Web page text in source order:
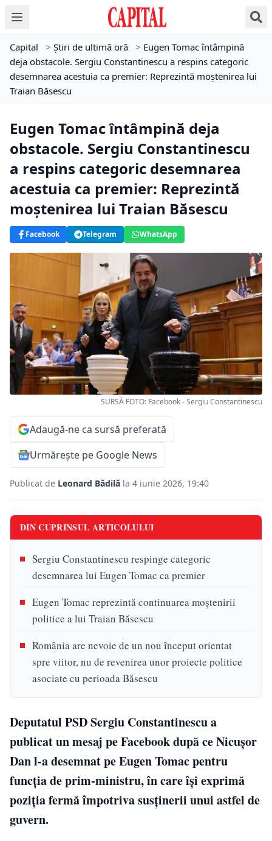
Capital > Știri de ultimă oră > Eugen Tomac întâmpină
deja obstacole. Sergiu Constantinescu a respins categoric
desemnarea acestuia ca premier: Reprezintă moștenirea lui
Traian Băsescu
Eugen Tomac întâmpină deja
obstacole. Sergiu Constantinescu
a respins categoric desemnarea
acestuia ca premier: Reprezintă
moștenirea lui Traian Băsescu
Facebook Telegram WhatsApp
SURSĂ FOTO: Facebook - Sergiu Constantinescu
Adaugă-ne ca sursă preferată
Urmărește pe Google News
Publicat de Leonard Bădilă la 4 iunie 2026, 19:40
DIN CUPRINSUL ARTICOLULUI
Sergiu Constantinescu respinge categoric
desemnarea lui Eugen Tomac ca premier
Eugen Tomac reprezintă continuarea moștenirii
politice a lui Traian Băsescu
România are nevoie de un nou început orientat
spre viitor, nu de revenirea unor proiecte politice
asociate cu perioada Băsescu
Deputatul PSD Sergiu Constantinescu a
publicat un mesaj pe Facebook după ce Nicușor
Dan l-a desemnat pe Eugen Tomac pentru
funcția de prim-ministru, în care își exprimă
poziția fermă împotriva susținerii unui astfel de
guvern.